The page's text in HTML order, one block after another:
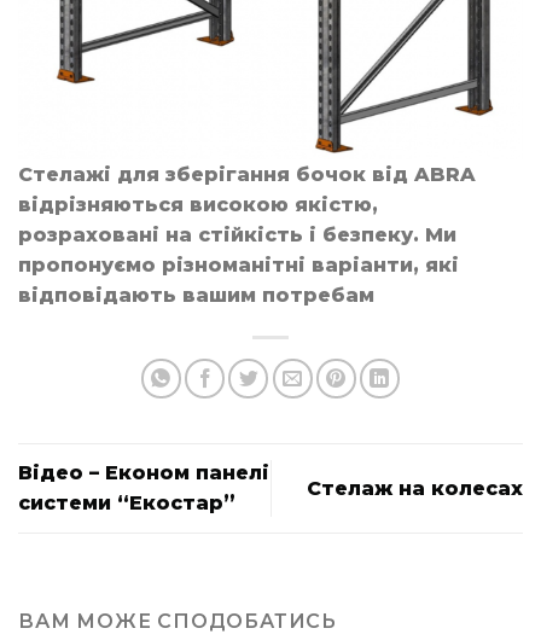
Стелажі для зберігання бочок від ABRA
відрізняються високою якістю,
розраховані на стійкість і безпеку. Ми
пропонуємо різноманітні варіанти, які
відповідають вашим потребам
Відео – Економ панелі
системи “Екостар”
Стелаж на колесах
ВАМ МОЖЕ СПОДОБАТИСЬ